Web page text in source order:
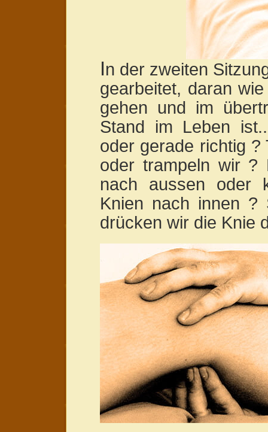
In der zweiten
gearbeitet, daran
gehen und im
Stand im Leben
oder gerade richtig
oder trampeln wir ?
nach aussen oder
Knien nach innen ?
drücken wir die Knie